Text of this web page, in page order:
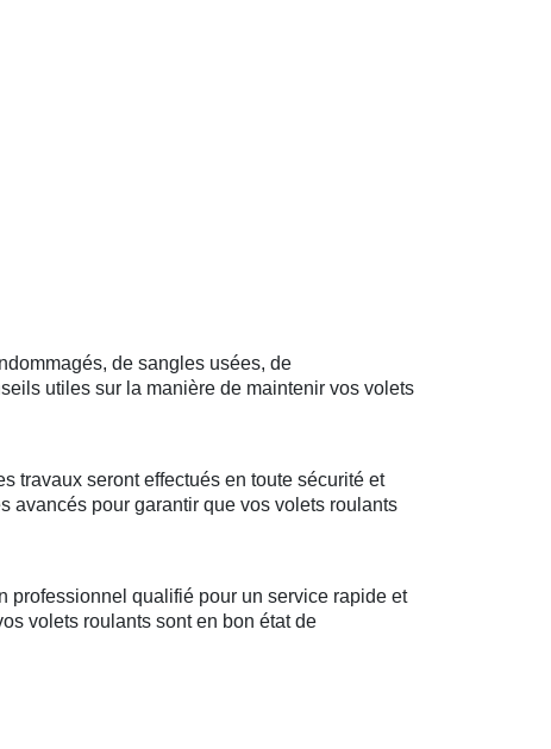
de sangles usées, de
utiles sur la manière de maintenir vos volets
travaux seront effectués en toute sécurité et
avancés pour garantir que vos volets roulants
professionnel qualifié pour un service rapide et
volets roulants sont en bon état de